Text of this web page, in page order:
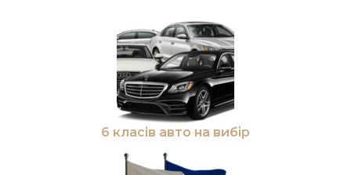
6 класів авто на вибір